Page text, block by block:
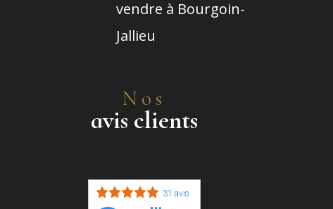
vendre à Bourgoin-
Jallieu
Nos
avis clients
31 avis